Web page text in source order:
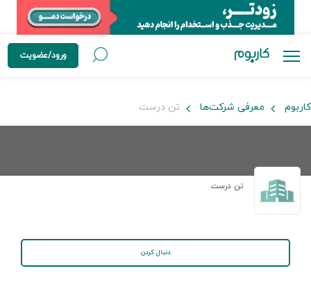
ورود/عضویت
کاربوم معرفی شرکت‌ها تن درست
تن درست
دنبال کردن